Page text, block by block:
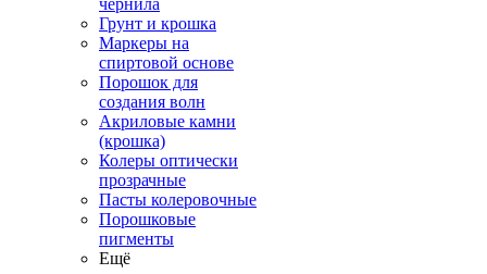
чернила
Грунт и крошка
Маркеры на
спиртовой основе
Порошок для
создания волн
Акриловые камни
(крошка)
Колеры оптически
прозрачные
Пасты колеровочные
Порошковые
пигменты
Ещё